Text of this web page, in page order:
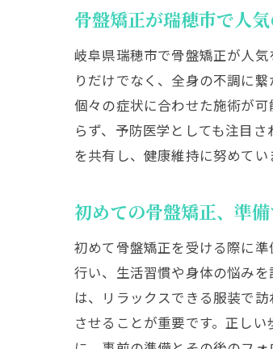
骨盤矯正が瑞穂市で人
岐阜県瑞穂市で骨盤矯正が人
りだけでなく、全身の不調に
個々の症状に合わせた施術が
らず、予防医学としても注目
を共有し、健康維持に努めてい
初めての骨盤矯正、準
初めて骨盤矯正を受ける際に
行い、生活習慣や身体の悩み
は、リラックスできる服装で
させることが重要です。正し